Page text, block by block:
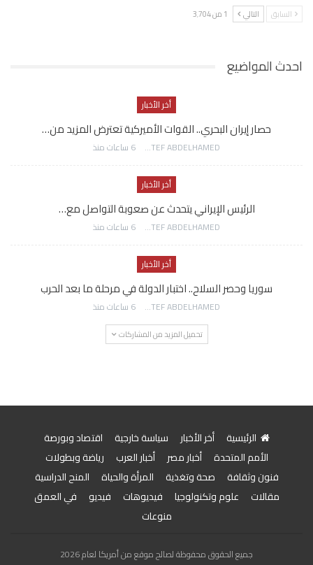
السابق التالي 1 من 3٬704
احدث المواضيع
أخر الأخبار
حصار إيران البحري.. القوات الأميركية تعترض المزيد من…
AWATEF ABDELHAMED 6 ساعات منذ
أخر الأخبار
الرئيس الإيراني يتحدث عن صعوبة التواصل مع…
AWATEF ABDELHAMED 6 ساعات منذ
أخر الأخبار
سوريا وحصر السلاح.. اختبار الدولة في مرحلة ما بعد الحرب
AWATEF ABDELHAMED 6 ساعات منذ
تحميل المزيد من المشاركات
الرئيسية أخر الأخبار سياسة خارجية
اقتصاد وبورصة
الأمم المتحدة
أخبار مصر أخبار العرب
رياضة وبطولات
فنون وثقافة
صحة وتغذية المرأة والحياة
المنح الدراسية
مقالات
علوم وتكنولوجيا فيديوهات فيديو
في العمق
منوعات
جميع الحقوق محفوظة لصالح موقع من أمريكا لعام 2026